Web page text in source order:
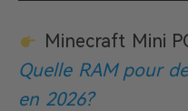
Minecraft Mini
Quelle RAM pour
en 2026?